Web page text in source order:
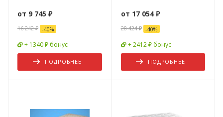
от 9 745 ₽
16 242 ₽ -40%
+ 1340 ₽ бонус
ПОДРОБНЕЕ
от 17 054 ₽
28 424 ₽ -40%
+ 2412 ₽ бонус
ПОДРОБНЕЕ